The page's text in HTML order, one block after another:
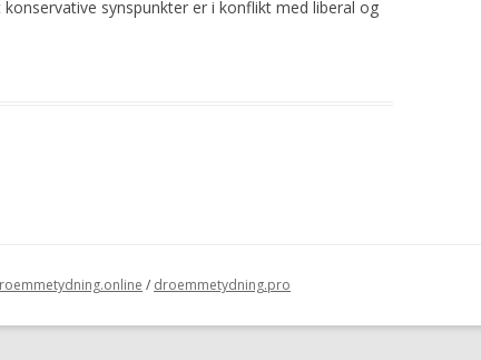
synspunkter er i konflikt med liberal og
/ droemmetydning.pro